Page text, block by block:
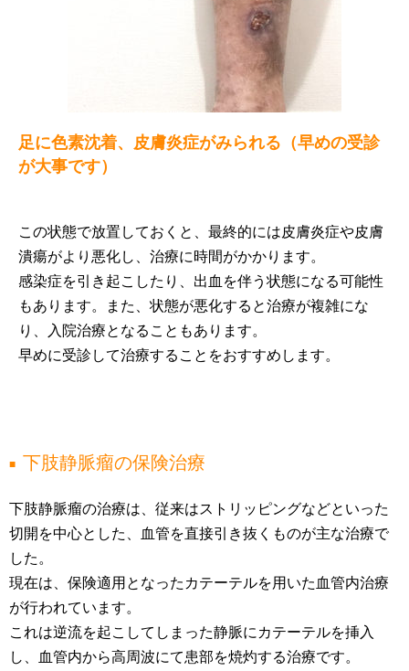
足に色素沈着、皮膚炎症がみられる（早めの受診
が大事です）
この状態で放置しておくと、最終的には皮膚炎症や皮膚
潰瘍がより悪化し、治療に時間がかかります。
感染症を引き起こしたり、出血を伴う状態になる可能性
もあります。また、状態が悪化すると治療が複雑にな
り、入院治療となることもあります。
早めに受診して治療することをおすすめします。
下肢静脈瘤の保険治療
下肢静脈瘤の治療は、従来はストリッピングなどといった
切開を中心とした、血管を直接引き抜くものが主な治療で
した。
現在は、保険適用となったカテーテルを用いた血管内治療
が行われています。
これは逆流を起こしてしまった静脈にカテーテルを挿入
し、血管内から高周波にて患部を焼灼する治療です。